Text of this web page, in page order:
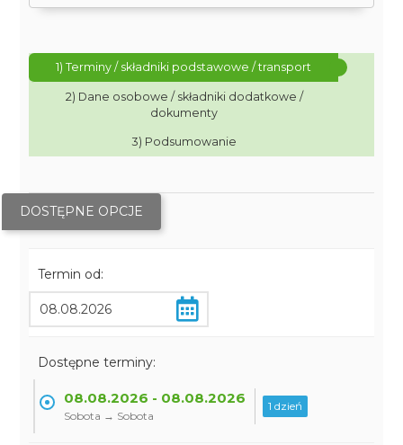
1) Terminy / składniki podstawowe / transport
2) Dane osobowe / składniki dodatkowe /
dokumenty
3) Podsumowanie
DOSTĘPNE OPCJE
Termin od:
Dostępne terminy:
08.08.2026 - 08.08.2026
Sobota → Sobota
1 dzień